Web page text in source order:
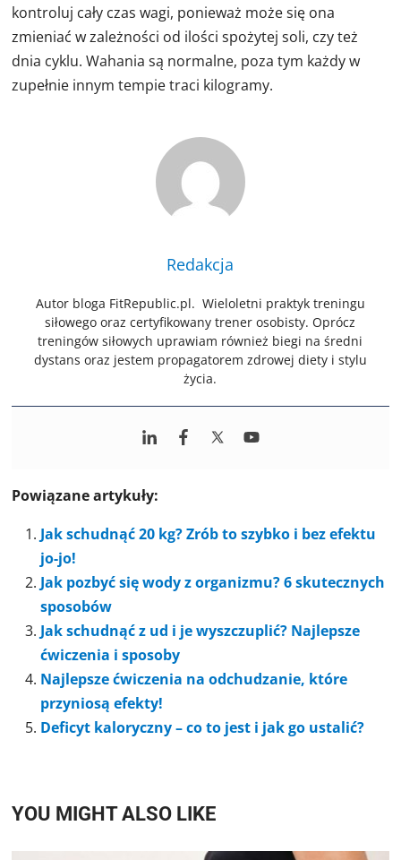
kontroluj cały czas wagi, ponieważ może się ona
zmieniać w zależności od ilości spożytej soli, czy też
dnia cyklu. Wahania są normalne, poza tym każdy w
zupełnie innym tempie traci kilogramy.
Redakcja
Autor bloga FitRepublic.pl. Wieloletni praktyk treningu
siłowego oraz certyfikowany trener osobisty. Oprócz
treningów siłowych uprawiam również biegi na średni
dystans oraz jestem propagatorem zdrowej diety i stylu
życia.
Powiązane artykuły:
Jak schudnąć 20 kg? Zrób to szybko i bez efektu
jo-jo!
Jak pozbyć się wody z organizmu? 6 skutecznych
sposobów
Jak schudnąć z ud i je wyszczuplić? Najlepsze
ćwiczenia i sposoby
Najlepsze ćwiczenia na odchudzanie, które
przyniosą efekty!
Deficyt kaloryczny – co to jest i jak go ustalić?
YOU MIGHT ALSO LIKE